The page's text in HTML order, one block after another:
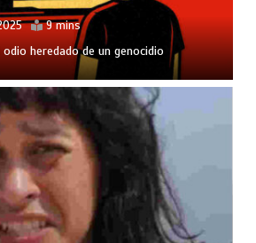
9 mins
heredado de un genocidio